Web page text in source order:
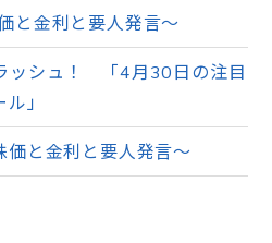
金利と要人発言～
ッシュ！ 「4月30日の注目
」
と金利と要人発言～